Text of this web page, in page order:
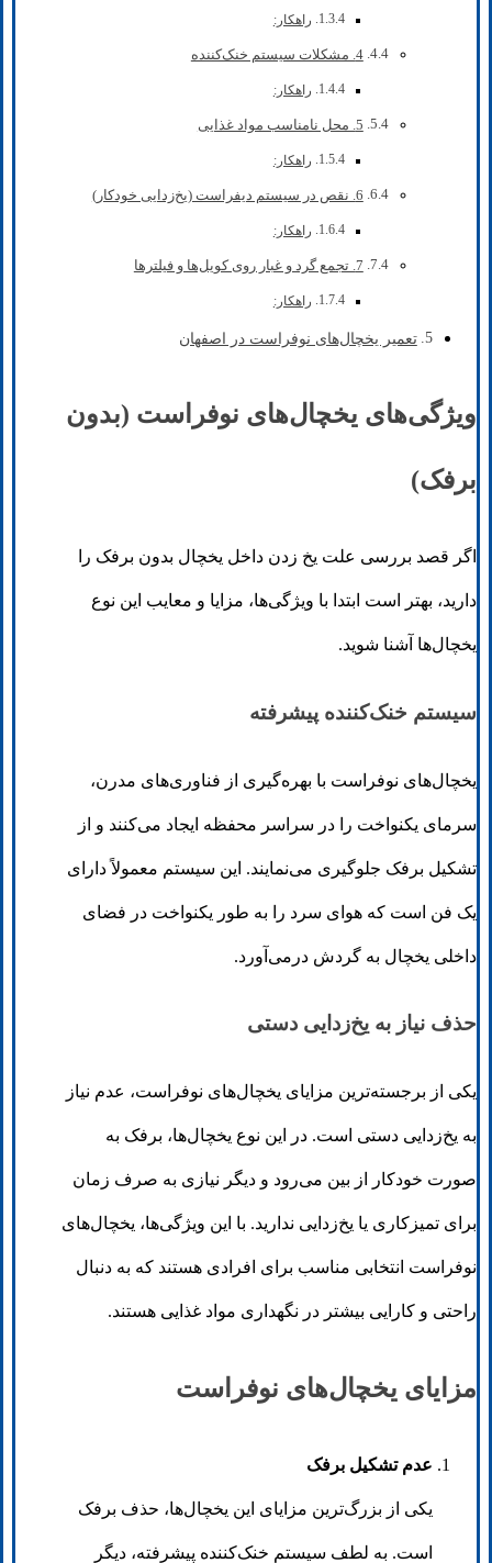
راهکار:
4. مشکلات سیستم خنک‌کننده
راهکار:
5. محل نامناسب مواد غذایی
راهکار:
6. نقص در سیستم دیفراست (یخ‌زدایی خودکار)
راهکار:
7. تجمع گرد و غبار روی کویل‌ها و فیلترها
راهکار:
تعمیر یخچال‌های نوفراست در اصفهان
ویژگی‌های یخچال‌های نوفراست (بدون
برفک)
اگر قصد بررسی علت یخ زدن داخل یخچال بدون برفک را
دارید، بهتر است ابتدا با ویژگی‌ها، مزایا و معایب این نوع
یخچال‌ها آشنا شوید.
سیستم خنک‌کننده پیشرفته
یخچال‌های نوفراست با بهره‌گیری از فناوری‌های مدرن،
سرمای یکنواخت را در سراسر محفظه ایجاد می‌کنند و از
تشکیل برفک جلوگیری می‌نمایند. این سیستم معمولاً دارای
یک فن است که هوای سرد را به طور یکنواخت در فضای
داخلی یخچال به گردش درمی‌آورد.
حذف نیاز به یخ‌زدایی دستی
یکی از برجسته‌ترین مزایای یخچال‌های نوفراست، عدم نیاز
به یخ‌زدایی دستی است. در این نوع یخچال‌ها، برفک به
صورت خودکار از بین می‌رود و دیگر نیازی به صرف زمان
برای تمیزکاری یا یخ‌زدایی ندارید. با این ویژگی‌ها، یخچال‌های
نوفراست انتخابی مناسب برای افرادی هستند که به دنبال
راحتی و کارایی بیشتر در نگهداری مواد غذایی هستند.
مزایای یخچال‌های نوفراست
عدم تشکیل برفک
یکی از بزرگ‌ترین مزایای این یخچال‌ها، حذف برفک
است. به لطف سیستم خنک‌کننده پیشرفته، دیگر